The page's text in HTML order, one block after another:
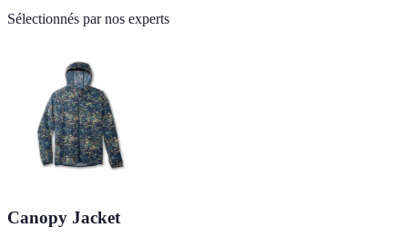
Sélectionnés par nos experts
Canopy Jacket